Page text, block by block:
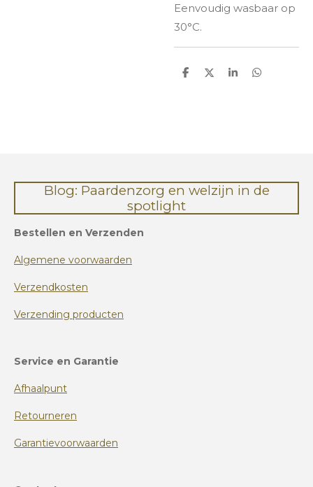
Eenvoudig wasbaar op
30°C.
D
D
S
D
Blog: Paardenzorg en welzijn in de
spotlight
Bestellen en Verzenden
Algemene voorwaarden
Verzendkosten
Verzending producten
Service en Garantie
Afhaalpunt
Retourneren
Garantievoorwaarden